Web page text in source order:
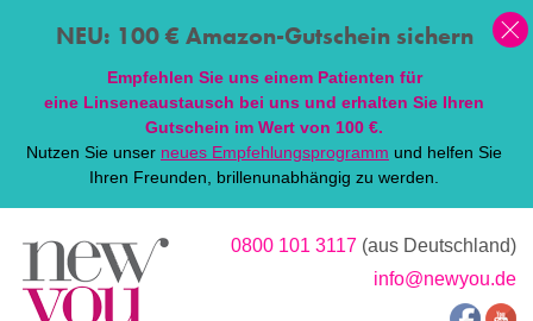
NEU: 100 € Amazon-Gutschein sichern
Empfehlen Sie uns einem Patienten für
eine Linseneaustausch bei uns und erhalten Sie Ihren
Gutschein im Wert von 100 €.
Nutzen Sie unser neues Empfehlungsprogramm und helfen Sie
Ihren Freunden, brillenunabhängig zu werden.
0800 101 3117 (aus Deutschland)
info@newyou.de